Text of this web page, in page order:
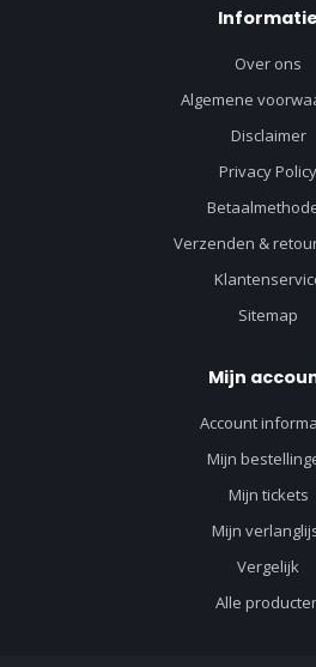
Informatie
Over ons
Algemene
Disclaimer
Privacy Policy
Verzenden &
Sitemap
Mijn
Account
Mijn
Mijn tickets
Mijn
Vergelijk
Alle